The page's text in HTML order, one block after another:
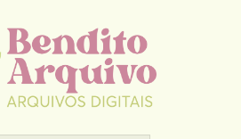
ao comprar acima de R$30,00!
Sublimação
DTF
DTF UV Flork Café A4